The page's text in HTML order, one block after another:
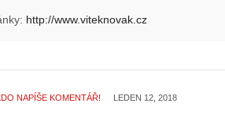
http://www.viteknovak.cz
NAPÍŠE KOMENTÁŘ! LEDEN 12, 2018